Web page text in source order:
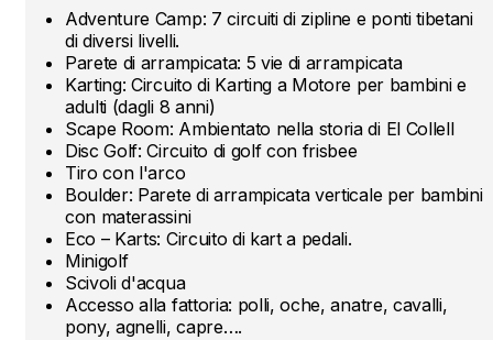
Adventure Camp: 7 circuiti di zipline e ponti tibetani
di diversi livelli.
Parete di arrampicata: 5 vie di arrampicata
Karting: Circuito di Karting a Motore per bambini e
adulti (dagli 8 anni)
Scape Room: Ambientato nella storia di El Collell
Disc Golf: Circuito di golf con frisbee
Tiro con l'arco
Boulder: Parete di arrampicata verticale per bambini
con materassini
Eco – Karts: Circuito di kart a pedali.
Minigolf
Scivoli d'acqua
Accesso alla fattoria: polli, oche, anatre, cavalli,
pony, agnelli, capre….